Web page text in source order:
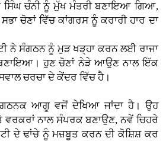
ਚੰਨੀ ਨੂੰ ਮੁੱਖ ਮੰਤਰੀ ਬਣਾਇਆ ਗਿਆ,
ਚੋਣਾਂ ਵਿੱਚ ਕਾਂਗਰਸ ਨੂੰ ਕਰਾਰੀ ਹਾਰ ਦਾ
ਨੇ ਸੰਗਠਨ ਨੂੰ ਮੁੜ ਖੜ੍ਹਾ ਕਰਨ ਲਈ ਰਾਜਾ
ਬਣਾਇਆ। ਹੁਣ ਚੋਣਾਂ ਨੇੜੇ ਆਉਣ ਨਾਲ ਇੱਕ
ਚਰਚਾ ਦੇ ਕੇਂਦਰ ਵਿੱਚ ਹੈ।
ਆਗੂ ਵਜੋਂ ਦੇਖਿਆ ਜਾਂਦਾ ਹੈ। ਉਹ
ਵਰਕਰਾਂ ਨਾਲ ਸੰਪਰਕ ਬਣਾਉਣ, ਨਵੇਂ ਚਿਹਰੇ
ਦੇ ਢਾਂਚੇ ਨੂੰ ਮਜ਼ਬੂਤ ਕਰਨ ਦੀ ਕੋਸ਼ਿਸ਼ ਕਰ